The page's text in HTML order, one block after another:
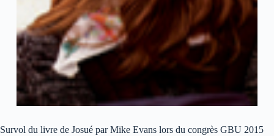
Survol du livre de Josué par Mike Evans lors du congrès GBU 2015